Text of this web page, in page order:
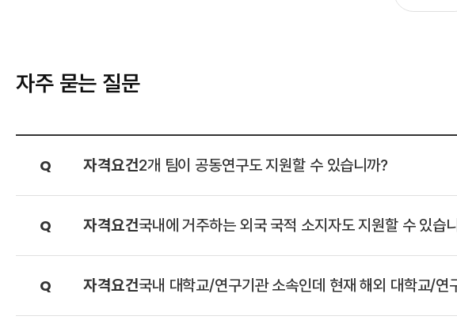
자주 묻는 질문
자격요건2개 팀이 공동연구도 지원할 수 있습니까?
자격요건국내에 거주하는 외국 국적 소지자도 지원할 수 있습
자격요건국내 대학교/연구기관 소속인데 현재 해외 대학교/